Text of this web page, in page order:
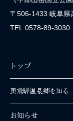
〒506-1433 岐阜県
TEL:0578-89-3030
トップ
奥飛騨温泉郷を知る
お知らせ